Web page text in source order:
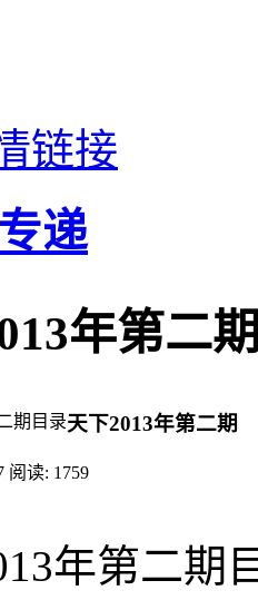
链接
递
年第二
天下2013年第二期
阅读: 1759
年第二期